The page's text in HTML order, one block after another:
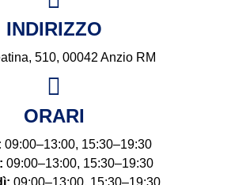
INDIRIZZO
510, 00042 Anzio RM
ORARI
09:00–13:00, 15:30–19:30
09:00–13:00, 15:30–19:30